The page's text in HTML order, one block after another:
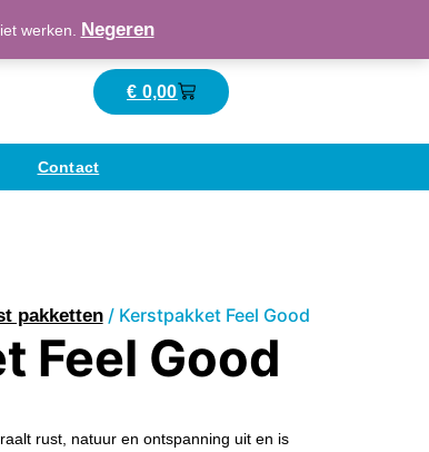
werken. Negeren
Maatschappelijk verantwoord ondernemend
€ 0,00Winkelwagen
Contact
pakketten/ Kerstpakket Feel Good
Feel Good
rust, natuur en ontspanning uit en is